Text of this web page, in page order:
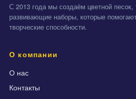
С 2013 года мы создаём цветной
развивающие наборы, которые
творческие способности.
О компании
О нас
Контакты